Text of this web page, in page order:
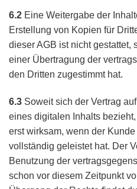
6.2 Eine Weitergabe der
Erstellung von Kopien für
dieser AGB ist nicht gestattet,
einer Übertragung der
den Dritten zugestimmt hat.
6.3 Soweit sich der Vertrag
eines digitalen Inhalts
erst wirksam, wenn der
vollständig geleistet hat. Der
Benutzung der
schon vor diesem Zeitpunkt